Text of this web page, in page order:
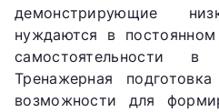
демонстрирующие
нуждаются в
самостоятельности
Тренажерная
возможности для